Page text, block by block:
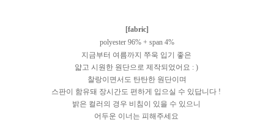
[fabric]
polyester 96% + span 4%
지금부터 여름까지 쭈욱 입기 좋은
얇고 시원한 원단으로 제작되었어요 : )
찰랑이면서도 탄탄한 원단이며
스판이 함유돼 장시간도 편하게 입으실 수 있답니다 !
밝은 컬러의 경우 비침이 있을 수 있으니
어두운 이너는 피해주세요